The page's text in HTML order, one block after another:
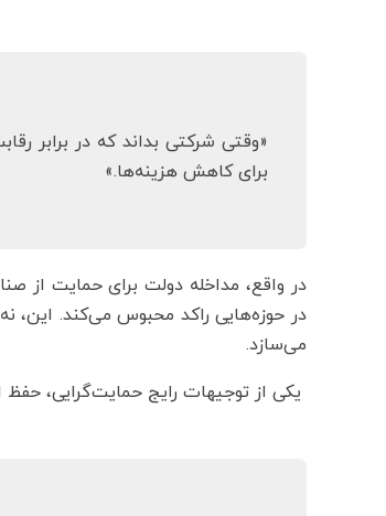
«وقتی شرکتی بداند که در برابر
برای کاهش هزینه‌ها.»
در واقع، مداخله دولت برای حمایت از
در حوزه‌هایی راکد محبوس می‌کند. این،
می‌سازد.
یکی از توجیهات رایج حمایت‌گرایی،